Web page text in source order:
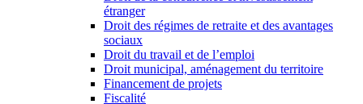
étranger
Droit des régimes de retraite et des avantages
sociaux
Droit du travail et de l’emploi
Droit municipal, aménagement du territoire
Financement de projets
Fiscalité